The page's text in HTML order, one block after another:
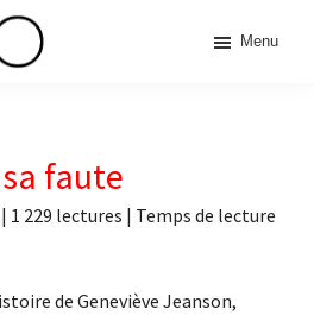
Menu
sa faute
| 1 229 lectures | Temps de lecture
de Geneviève Jeanson,